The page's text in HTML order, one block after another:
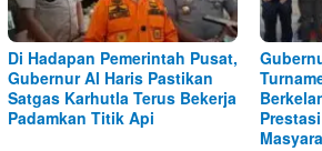
Di Hadapan Pemerintah Pusat,
Gubernur Al Haris Pastikan
Satgas Karhutla Terus Bekerja
Padamkan Titik Api